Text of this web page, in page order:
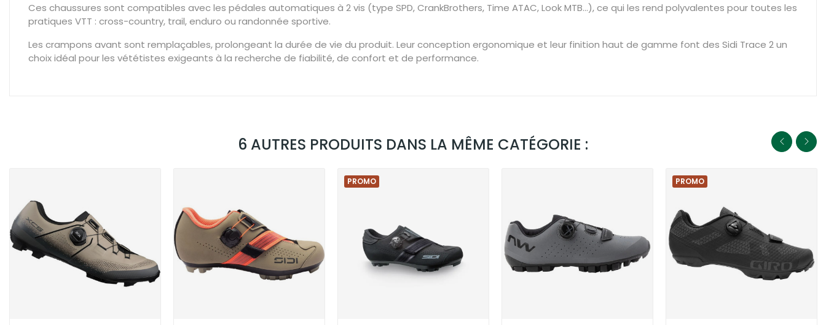
Ces chaussures sont compatibles avec les pédales automatiques à 2 vis (type SPD, CrankBrothers, Time ATAC, Look MTB…), ce qui les rend polyvalentes pour toutes les
pratiques VTT : cross-country, trail, enduro ou randonnée sportive.
Les crampons avant sont remplaçables, prolongeant la durée de vie du produit. Leur conception ergonomique et leur finition haut de gamme font des Sidi Trace 2 un
choix idéal pour les vététistes exigeants à la recherche de fiabilité, de confort et de performance.
6 AUTRES PRODUITS DANS LA MÊME CATÉGORIE :
PROMO PROMO